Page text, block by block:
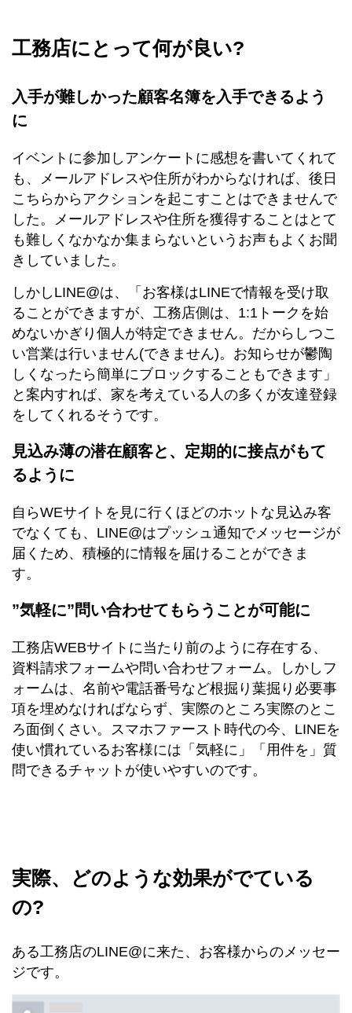
工務店にとって何が良い?
入手が難しかった顧客名簿を入手できるよう
に
イベントに参加しアンケートに感想を書いてくれて
も、メールアドレスや住所がわからなければ、後日
こちらからアクションを起こすことはできませんで
した。メールアドレスや住所を獲得することはとて
も難しくなかなか集まらないというお声もよくお聞
きしていました。
しかしLINE@は、「お客様はLINEで情報を受け取
ることができますが、工務店側は、1:1トークを始
めないかぎり個人が特定できません。だからしつこ
い営業は行いません(できません)。お知らせが鬱陶
しくなったら簡単にブロックすることもできます」
と案内すれば、家を考えている人の多くが友達登録
をしてくれるそうです。
見込み薄の潜在顧客と、定期的に接点がもて
るように
自らWEサイトを見に行くほどのホットな見込み客
でなくても、LINE@はプッシュ通知でメッセージが
届くため、積極的に情報を届けることができま
す。
”気軽に”問い合わせてもらうことが可能に
工務店WEBサイトに当たり前のように存在する、
資料請求フォームや問い合わせフォーム。しかしフ
ォームは、名前や電話番号など根掘り葉掘り必要事
項を埋めなければならず、実際のところ実際のとこ
ろ面倒くさい。スマホファースト時代の今、LINEを
使い慣れているお客様には「気軽に」「用件を」質
問できるチャットが使いやすいのです。
実際、どのような効果がでている
の?
ある工務店のLINE@に来た、お客様からのメッセー
ジです。